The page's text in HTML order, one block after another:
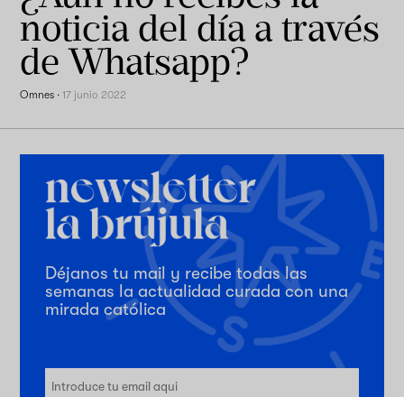
noticia del día a través
de Whatsapp?
Omnes ·17 junio 2022
Déjanos tu mail y recibe todas las
semanas la actualidad curada con una
mirada católica